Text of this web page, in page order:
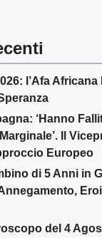
l’Afa Africana
‘Hanno
Il
Europeo
di 5 Anni in
del 4